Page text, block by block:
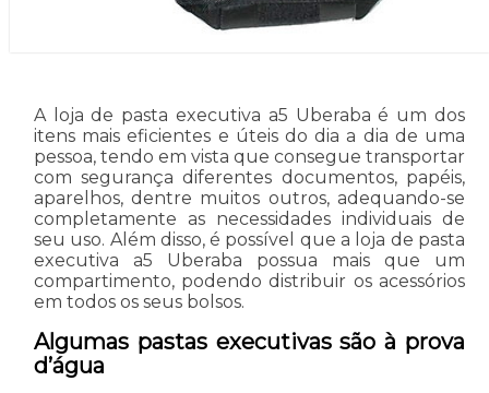
A loja de pasta executiva a5 Uberaba é um dos
itens mais eficientes e úteis do dia a dia de uma
pessoa, tendo em vista que consegue transportar
com segurança diferentes documentos, papéis,
aparelhos, dentre muitos outros, adequando-se
completamente as necessidades individuais de
seu uso. Além disso, é possível que a loja de pasta
executiva a5 Uberaba possua mais que um
compartimento, podendo distribuir os acessórios
em todos os seus bolsos.
Algumas pastas executivas são à prova
d’água